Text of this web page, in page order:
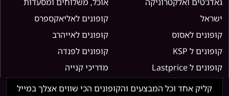
ישראל
קופונים לאליאקספרס
קופונים לאסוס
קופונים לאייהרב
קופונים ל KSP
קופונים לפנדה
קופונים ל Lastprice
מדריכי קנייה
קליק אחד וכל המבצעים והקופונים הכי שווים אצלך במייל